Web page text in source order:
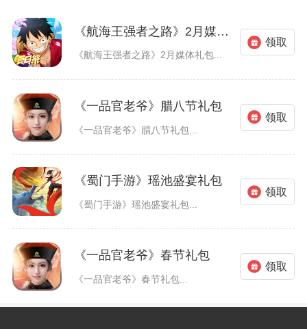
《航海王强者之路》2月媒体礼包
《航海王强者之路》2月媒体礼包...
领取
《一品官老爷》腊八节礼包
《一品官老爷》腊八节礼包...
领取
《蜀门手游》瑶池盛宴礼包
《蜀门手游》瑶池盛宴礼包...
领取
《一品官老爷》春节礼包
《一品官老爷》春节礼包...
领取